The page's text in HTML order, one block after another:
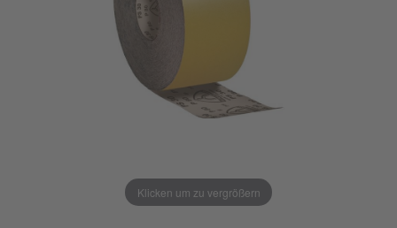
Klicken um zu vergrößern